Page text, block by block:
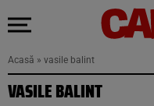
Acasă » vasile balint
VASILE BALINT